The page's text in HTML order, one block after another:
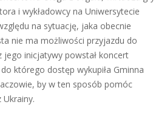
i wykładowcy na Uniwersytecie
na sytuację, jaka obecnie
nie ma możliwości przyjazdu do
jego inicjatywy powstał koncert
którego dostęp wykupiła Gminna
by w ten sposób pomóc